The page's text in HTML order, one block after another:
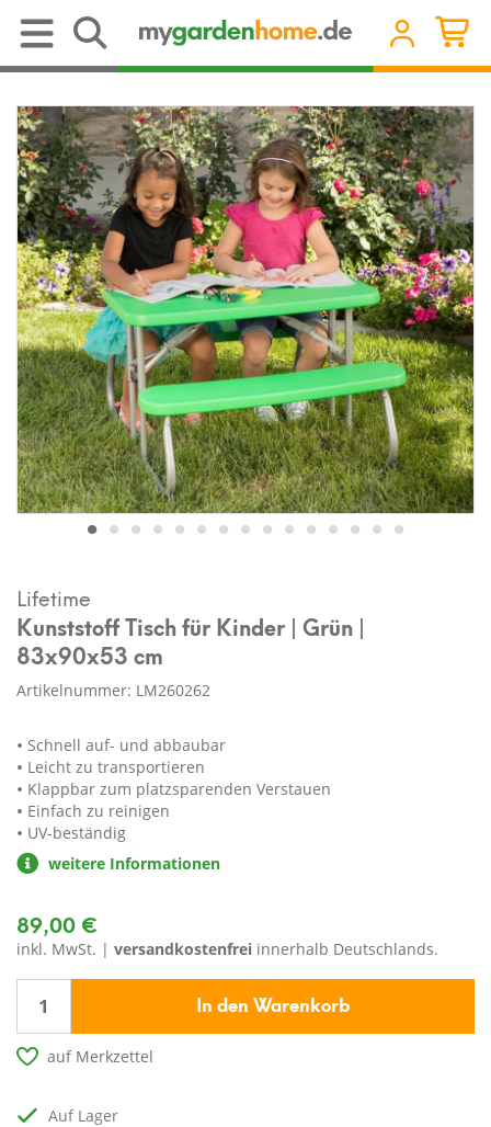
Lifetime
Kunststoff Tisch für Kinder | Grün |
83x90x53 cm
Artikelnummer: LM260262
Schnell auf- und abbaubar
Leicht zu transportieren
Klappbar zum platzsparenden Verstauen
Einfach zu reinigen
UV-beständig
weitere Informationen
89,00 €
inkl. MwSt. | versandkostenfrei innerhalb Deutschlands.
In den Warenkorb
auf Merkzettel
auf Lager